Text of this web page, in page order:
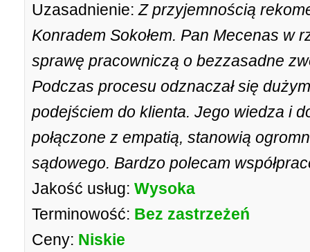
Uzasadnienie: Z przyjemnością
Konradem Sokołem. Pan Mecenas w
sprawę pracowniczą o bezzasadne
Podczas procesu odznaczał się
podejściem do klienta. Jego wiedza i
połączone z empatią, stanowią
sądowego. Bardzo polecam
Jakość usług: Wysoka
Terminowość: Bez zastrzeżeń
Ceny: Niskie